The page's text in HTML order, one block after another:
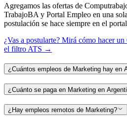
Agregamos las ofertas de
TrabajoBA y Portal Empleo en una
postulación se hace siempre en el
¿Vas a postularte? Mirá cómo hacer
el filtro ATS →
¿Cuántos empleos de Marketing hay en
¿Cuánto se paga en Marketing en
¿Hay empleos remotos de Marketing?